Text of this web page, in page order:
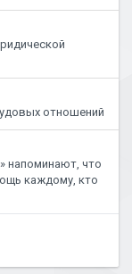
отношений
напоминают, что
каждому, кто